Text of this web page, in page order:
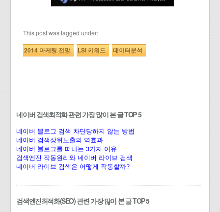
This post was tagged under:
2014 마케팅 전망 LSI 키워드 데이터분석
네이버 검색최적화 관련 가장 많이 본 글 TOP 5
네이버 블로그 검색 차단당하지 않는 방법
네이버 검색상위노출의 역효과
네이버 블로그를 떠나는 3가지 이유
검색엔진 작동원리와 네이버 라이브 검색
네이버 라이브 검색은 어떻게 작동할까?
검색엔진최적화(SEO) 관련 가장 많이 본 글 TOP 5